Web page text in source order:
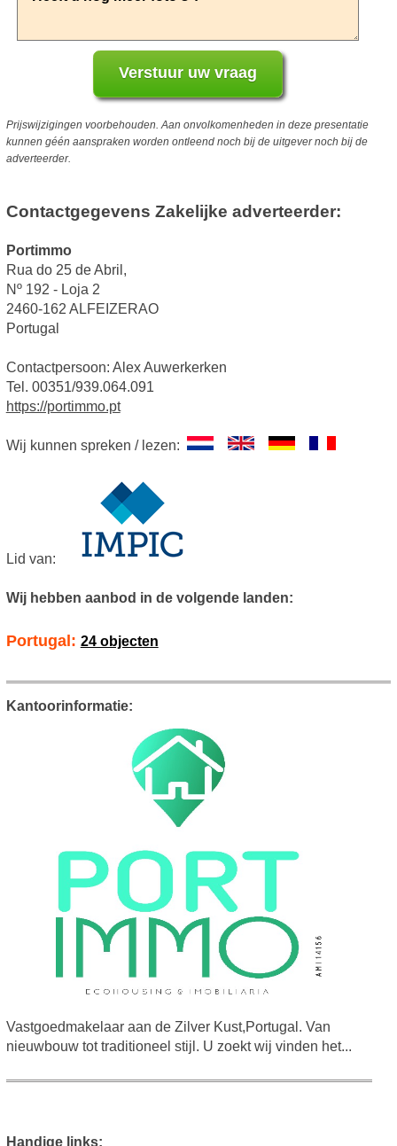
Prijswijzigingen voorbehouden. Aan onvolkomenheden in deze presentatie
kunnen géén aanspraken worden ontleend noch bij de uitgever noch bij de
adverteerder.
Contactgegevens Zakelijke adverteerder:
Portimmo
Rua do 25 de Abril,
Nº 192 - Loja 2
2460-162 ALFEIZERAO
Portugal
Contactpersoon: Alex Auwerkerken
Tel. 00351/939.064.091
https://portimmo.pt
Wij kunnen spreken / lezen:
Lid van:
Wij hebben aanbod in de volgende landen:
Portugal: 24 objecten
Kantoorinformatie:
Vastgoedmakelaar aan de Zilver Kust,Portugal. Van
nieuwbouw tot traditioneel stijl. U zoekt wij vinden het...
Handige links: